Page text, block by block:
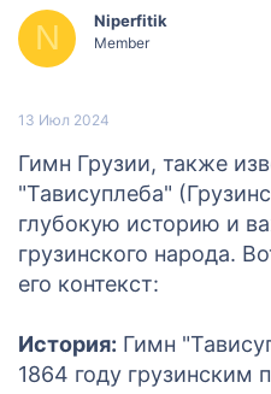
N Niperfitik
Member
13 Июл 2024
Гимн Грузии, также
"Тависуплеба"
глубокую историю и
грузинского народа.
его контекст:
История: Гимн
1864 году грузинским